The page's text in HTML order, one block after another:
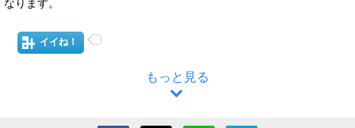
なります。
イイね！
もっと見る